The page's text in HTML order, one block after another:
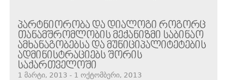
ᲞᲐᲠᲢᲜᲘᲝᲠᲝᲑᲐ ᲓᲐ ᲓᲘᲐᲚᲝᲒᲘ ᲠᲝᲒᲝᲠᲪ
ᲗᲐᲜᲐᲛᲨᲠᲝᲛᲚᲝᲑᲘᲡ ᲛᲔᲥᲐᲜᲘᲖᲛᲘ ᲡᲐᲑᲘᲜᲐᲝ
ᲐᲛᲮᲐᲜᲐᲒᲝᲑᲔᲑᲡᲐ ᲓᲐ ᲛᲣᲜᲘᲪᲘᲞᲐᲚᲘᲢᲔᲢᲔᲑᲘᲡ
ᲐᲓᲛᲘᲜᲘᲡᲢᲠᲐᲪᲘᲔᲑᲡ ᲨᲝᲠᲘᲡ
ᲡᲐᲥᲐᲠᲗᲕᲔᲚᲝᲨᲘ
1 მარტი, 2013 - 1 ოქტომბერი, 2013